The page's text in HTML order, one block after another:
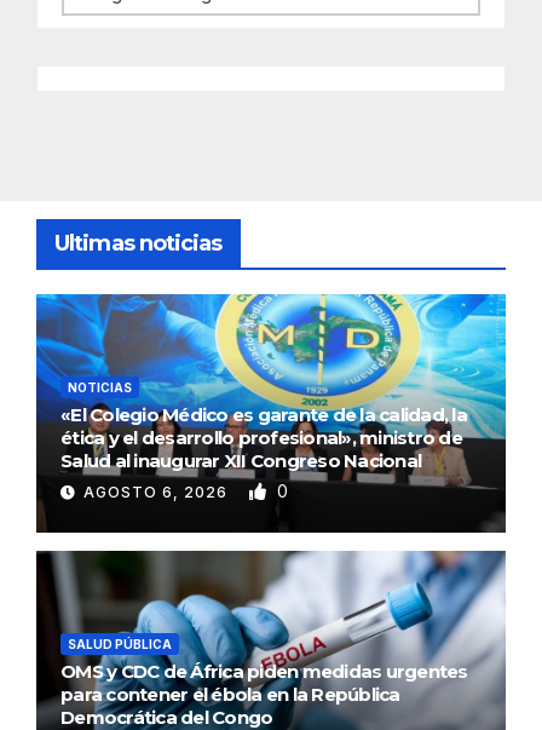
Ultimas noticias
NOTICIAS
«El Colegio Médico es garante de la calidad, la
ética y el desarrollo profesional», ministro de
Salud al inaugurar XII Congreso Nacional
AGOSTO 6, 2026 0
SALUD PÚBLICA
OMS y CDC de África piden medidas urgentes
para contener el ébola en la República
Democrática del Congo